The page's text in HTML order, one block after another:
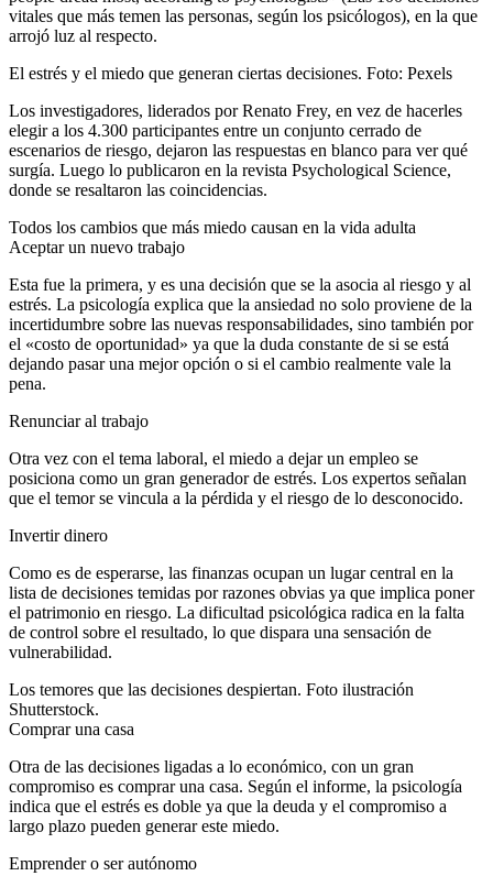
vitales que más temen las personas, según los psicólogos), en la que
arrojó luz al respecto.
El estrés y el miedo que generan ciertas decisiones. Foto: Pexels
Los investigadores, liderados por Renato Frey, en vez de hacerles
elegir a los 4.300 participantes entre un conjunto cerrado de
escenarios de riesgo, dejaron las respuestas en blanco para ver qué
surgía. Luego lo publicaron en la revista Psychological Science,
donde se resaltaron las coincidencias.
Todos los cambios que más miedo causan en la vida adulta
Aceptar un nuevo trabajo
Esta fue la primera, y es una decisión que se la asocia al riesgo y al
estrés. La psicología explica que la ansiedad no solo proviene de la
incertidumbre sobre las nuevas responsabilidades, sino también por
el «costo de oportunidad» ya que la duda constante de si se está
dejando pasar una mejor opción o si el cambio realmente vale la
pena.
Renunciar al trabajo
Otra vez con el tema laboral, el miedo a dejar un empleo se
posiciona como un gran generador de estrés. Los expertos señalan
que el temor se vincula a la pérdida y el riesgo de lo desconocido.
Invertir dinero
Como es de esperarse, las finanzas ocupan un lugar central en la
lista de decisiones temidas por razones obvias ya que implica poner
el patrimonio en riesgo. La dificultad psicológica radica en la falta
de control sobre el resultado, lo que dispara una sensación de
vulnerabilidad.
Los temores que las decisiones despiertan. Foto ilustración
Shutterstock.
Comprar una casa
Otra de las decisiones ligadas a lo económico, con un gran
compromiso es comprar una casa. Según el informe, la psicología
indica que el estrés es doble ya que la deuda y el compromiso a
largo plazo pueden generar este miedo.
Emprender o ser autónomo